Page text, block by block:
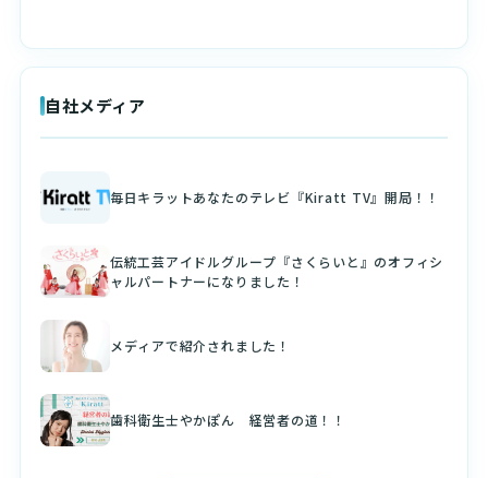
自社メディア
毎日キラットあなたのテレビ『Kiratt TV』開局！！
伝統工芸アイドルグループ『さくらいと』のオフィシ
ャルパートナーになりました！
メディアで紹介されました！
歯科衛生士やかぽん 経営者の道！！